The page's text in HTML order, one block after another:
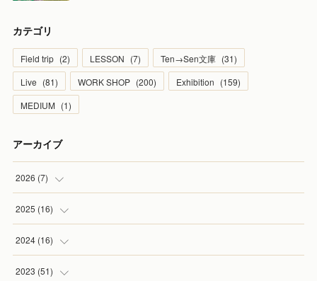
カテゴリ
Field trip (2) LESSON (7) Ten→Sen文庫 (31)
Live (81) WORK SHOP (200) Exhibition (159)
MEDIUM (1)
アーカイブ
2026 (7)
(1
(2
(2
2025 (16)
(2
(1
2024 (16)
(3
2023 (51)